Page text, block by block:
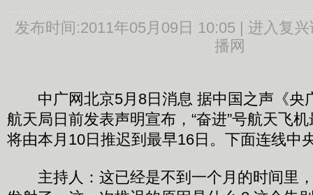
发布时间:2011年05月09日 10:05 | 进入复兴
播网
中广网北京5月8日消息 据中国之声《央
航天局日前发表声明宣布，“奋进”号航天飞
将由本月10日推迟到最早16日。下面连线中
主持人：这已经是不到一个月的时间里